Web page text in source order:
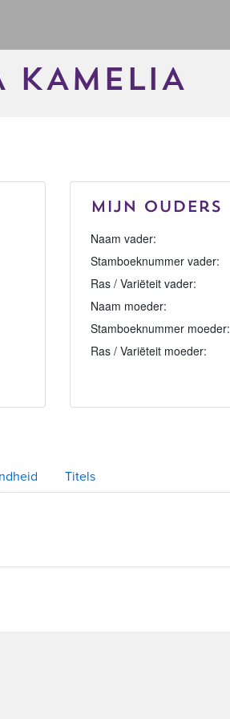
KAMELIA
Mijn Ouders
Naam vader:
Stamboeknummer vader:
Ras / Variëteit vader:
Naam moeder:
Stamboeknummer moeder:
Ras / Variëteit moeder:
Titels